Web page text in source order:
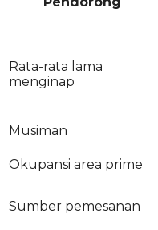
Rata-rata lama
menginap
Musiman
Okupansi area prime
Sumber pemesanan